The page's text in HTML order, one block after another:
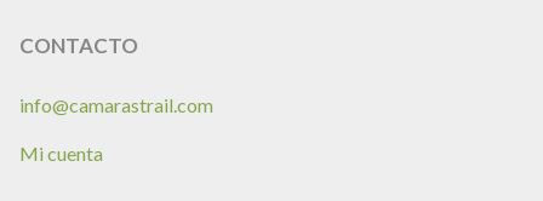
CONTACTO
info@camarastrail.com
Mi cuenta